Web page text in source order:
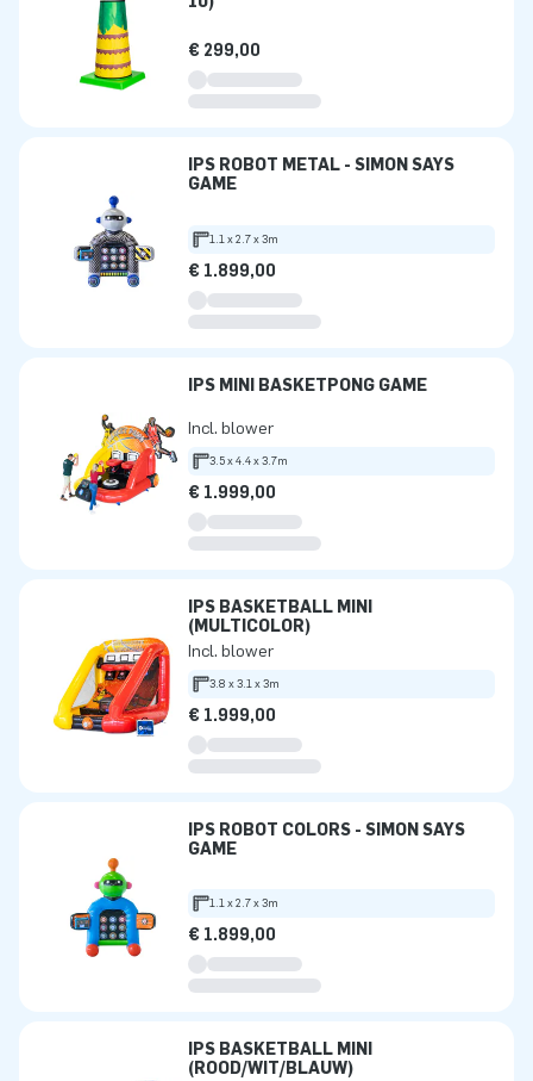
€ 299,00
IPS ROBOT METAL - SIMON SAYS
GAME
1.1 x 2.7 x 3m
€ 1.899,00
IPS MINI BASKETPONG GAME
Incl. blower
3.5 x 4.4 x 3.7m
€ 1.999,00
IPS BASKETBALL MINI
(MULTICOLOR)
Incl. blower
3.8 x 3.1 x 3m
€ 1.999,00
IPS ROBOT COLORS - SIMON SAYS
GAME
1.1 x 2.7 x 3m
€ 1.899,00
IPS BASKETBALL MINI
(ROOD/WIT/BLAUW)